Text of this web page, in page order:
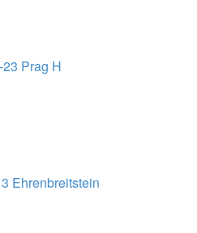
Prag H
Ehrenbreitstein